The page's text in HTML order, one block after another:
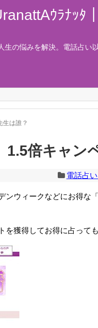
ｳﾗﾅｯ
生の悩みを解決。電話占
生は誰？
倍キャン
電話占
ンウィークなどにお得な
を獲得してお得に占って